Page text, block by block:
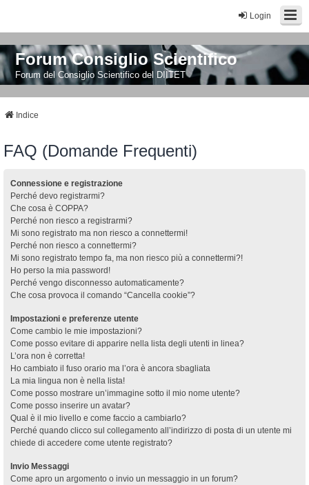
Login
Forum Consiglio Scientifico
Forum del Consiglio Scientifico del DIITET
Indice
FAQ (Domande Frequenti)
Connessione e registrazione
Perché devo registrarmi?
Che cosa è COPPA?
Perché non riesco a registrarmi?
Mi sono registrato ma non riesco a connettermi!
Perché non riesco a connettermi?
Mi sono registrato tempo fa, ma non riesco più a connettermi?!
Ho perso la mia password!
Perché vengo disconnesso automaticamente?
Che cosa provoca il comando “Cancella cookie”?
Impostazioni e preferenze utente
Come cambio le mie impostazioni?
Come posso evitare di apparire nella lista degli utenti in linea?
L’ora non è corretta!
Ho cambiato il fuso orario ma l’ora è ancora sbagliata
La mia lingua non è nella lista!
Come posso mostrare un’immagine sotto il mio nome utente?
Come posso inserire un avatar?
Qual è il mio livello e come faccio a cambiarlo?
Perché quando clicco sul collegamento all’indirizzo di posta di un utente mi
chiede di accedere come utente registrato?
Invio Messaggi
Come apro un argomento o invio un messaggio in un forum?